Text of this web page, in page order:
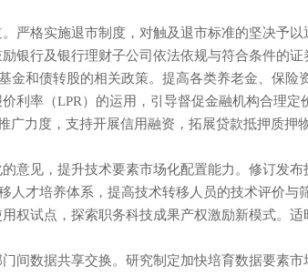
严格实施退市制度，对触及退市标准的坚决予以
及银行理财子公司依法依规与符合条件的证券
债转股的相关政策。提高各类养老金、保
报价利率（LPR）的运用，引导督促金融机构合
力度，支持开展信用融资，拓展贷款抵押质押物
化的意见，提升技术要素市场化配置能力。修订
才培养体系，提高技术转移人员的技术评价与
用权试点，探索职务科技成果产权激励新模式
间数据共享交换。研究制定加快培育数据要素